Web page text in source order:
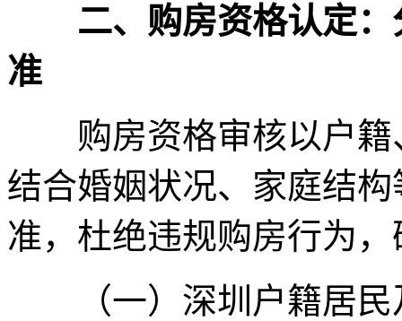
二、购房资格认定
准
购房资格审核以户籍
结合婚姻状况、家庭结
准，杜绝违规购房行为
（一）深圳户籍居民